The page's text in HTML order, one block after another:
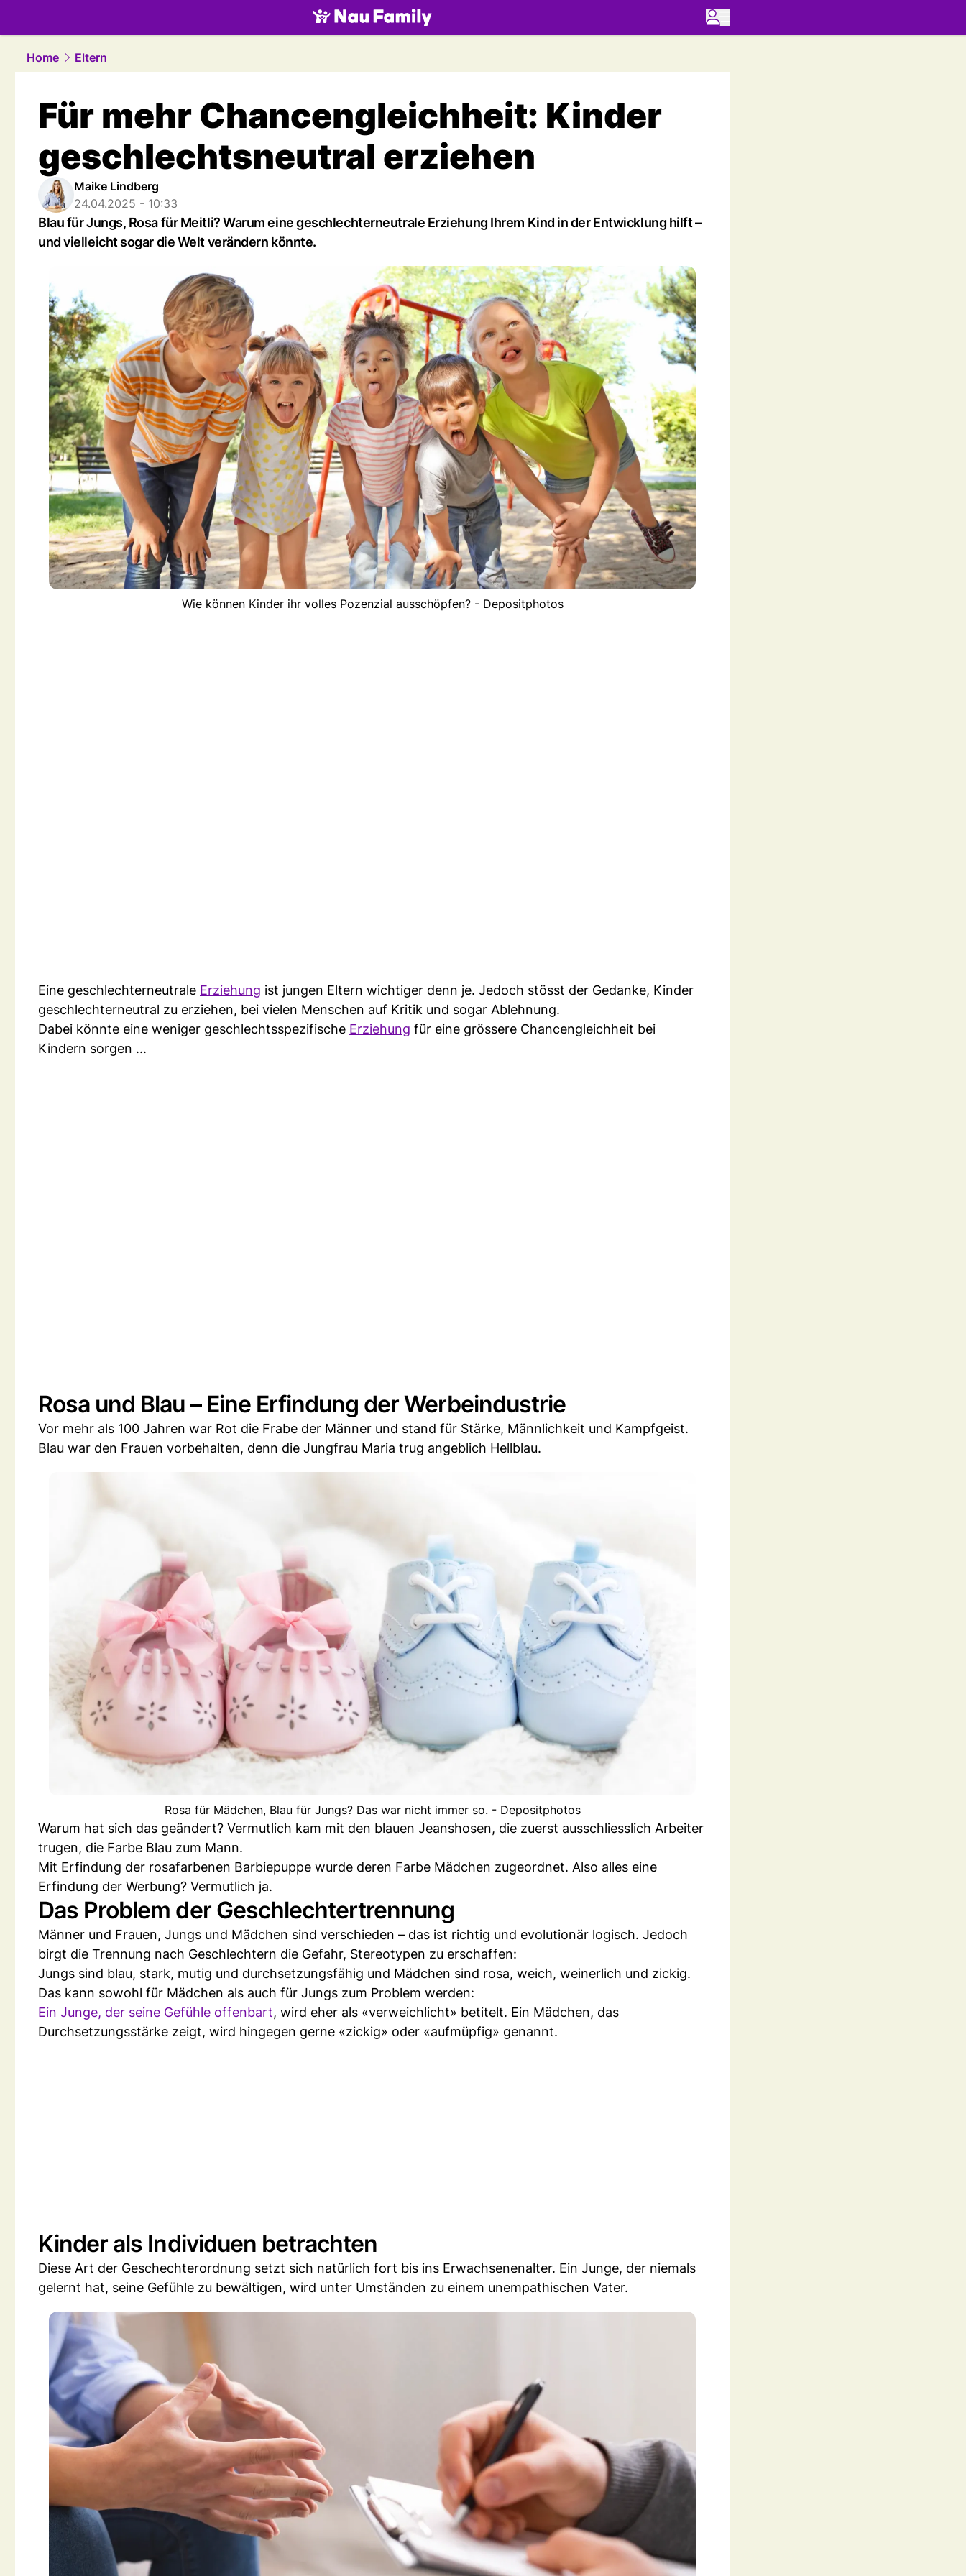
family.NAU.ch
Home
Eltern
Für mehr Chancengleichheit: Kinder
geschlechtsneutral erziehen
Maike Lindberg
24.04.2025 - 10:33
Blau für Jungs, Rosa für Meitli? Warum eine geschlechterneutrale Erziehung Ihrem Kind in der Entwicklung hilft –
und vielleicht sogar die Welt verändern könnte.
Wie können Kinder ihr volles Pozenzial ausschöpfen? - Depositphotos
Eine geschlechterneutrale Erziehung ist jungen Eltern wichtiger denn je. Jedoch stösst der Gedanke, Kinder
geschlechterneutral zu erziehen, bei vielen Menschen auf Kritik und sogar Ablehnung.
Dabei könnte eine weniger geschlechtsspezifische Erziehung für eine grössere Chancengleichheit bei
Kindern sorgen ...
Rosa und Blau – Eine Erfindung der Werbeindustrie
Vor mehr als 100 Jahren war Rot die Frabe der Männer und stand für Stärke, Männlichkeit und Kampfgeist.
Blau war den Frauen vorbehalten, denn die Jungfrau Maria trug angeblich Hellblau.
Rosa für Mädchen, Blau für Jungs? Das war nicht immer so. - Depositphotos
Warum hat sich das geändert? Vermutlich kam mit den blauen Jeanshosen, die zuerst ausschliesslich Arbeiter
trugen, die Farbe Blau zum Mann.
Mit Erfindung der rosafarbenen Barbiepuppe wurde deren Farbe Mädchen zugeordnet. Also alles eine
Erfindung der Werbung? Vermutlich ja.
Das Problem der Geschlechtertrennung
Männer und Frauen, Jungs und Mädchen sind verschieden – das ist richtig und evolutionär logisch. Jedoch
birgt die Trennung nach Geschlechtern die Gefahr, Stereotypen zu erschaffen:
Jungs sind blau, stark, mutig und durchsetzungsfähig und Mädchen sind rosa, weich, weinerlich und zickig.
Das kann sowohl für Mädchen als auch für Jungs zum Problem werden:
Ein Junge, der seine Gefühle offenbart, wird eher als «verweichlicht» betitelt. Ein Mädchen, das
Durchsetzungsstärke zeigt, wird hingegen gerne «zickig» oder «aufmüpfig» genannt.
Kinder als Individuen betrachten
Diese Art der Geschechterordnung setzt sich natürlich fort bis ins Erwachsenenalter. Ein Junge, der niemals
gelernt hat, seine Gefühle zu bewältigen, wird unter Umständen zu einem unempathischen Vater.